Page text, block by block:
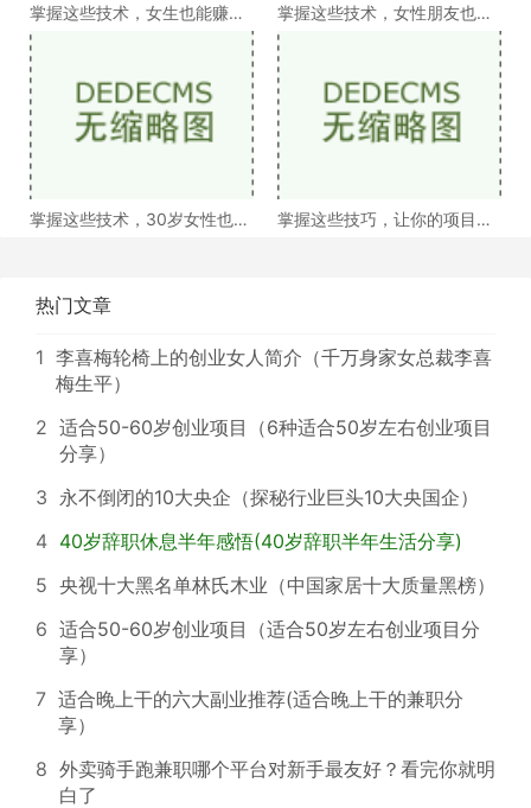
掌握这些技术，女生也能赚得
盆满钵满！
掌握这些技术，女性朋友也能
赚得盆满钵满！
掌握这些技术，30岁女性也能
掌握这些技巧，让你的项目吸
热门文章
1 李喜梅轮椅上的创业女人简介（千万身家女总裁李喜
梅生平）
2 适合50-60岁创业项目（6种适合50岁左右创业项目
分享）
3 永不倒闭的10大央企（探秘行业巨头10大央国企）
4 40岁辞职休息半年感悟(40岁辞职半年生活分享)
5 央视十大黑名单林氏木业（中国家居十大质量黑榜）
6 适合50-60岁创业项目（适合50岁左右创业项目分
享）
7 适合晚上干的六大副业推荐(适合晚上干的兼职分
享）
8 外卖骑手跑兼职哪个平台对新手最友好？看完你就明
白了